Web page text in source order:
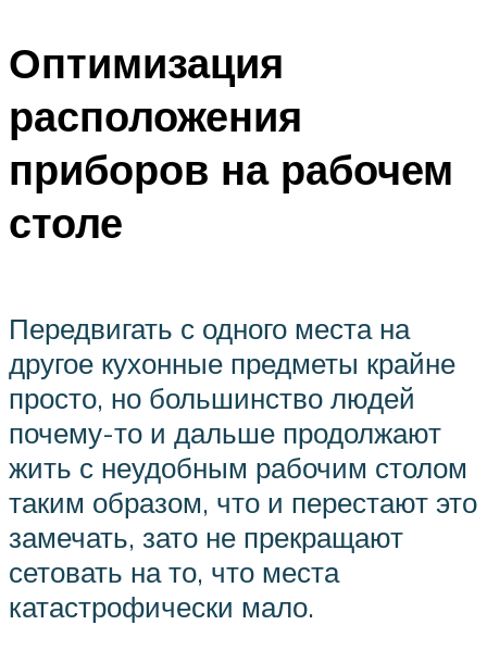
Оптимизация
расположения
приборов на рабочем
столе
Передвигать с одного места на
другое кухонные предметы крайне
просто, но большинство людей
почему-то и дальше продолжают
жить с неудобным рабочим столом
таким образом, что и перестают это
замечать, зато не прекращают
сетовать на то, что места
катастрофически мало.